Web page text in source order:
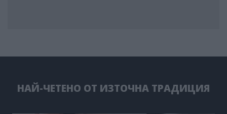
НАЙ-ЧЕТЕНО ОТ ИЗТОЧНА ТРАДИЦИЯ